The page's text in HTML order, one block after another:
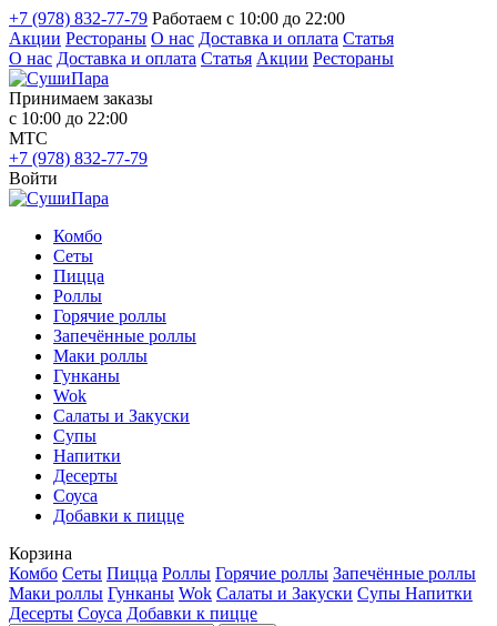
+7 (978) 832-77-79 Работаем с 10:00 до 22:00
Акции Рестораны О нас Доставка и оплата Статья
О нас Доставка и оплата Статья Акции Рестораны
Принимаем заказы
с 10:00 до 22:00
МТС
+7 (978) 832-77-79
Войти
Комбо
Сеты
Пицца
Роллы
Горячие роллы
Запечённые роллы
Маки роллы
Гунканы
Wok
Салаты и Закуски
Супы
Напитки
Десерты
Соуса
Добавки к пицце
Корзина
Комбо Сеты Пицца Роллы Горячие роллы Запечённые роллы
Маки роллы Гунканы Wok Салаты и Закуски Супы Напитки
Десерты Соуса Добавки к пицце